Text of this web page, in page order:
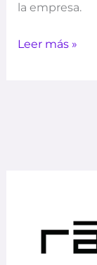
la empresa.
Leer más »